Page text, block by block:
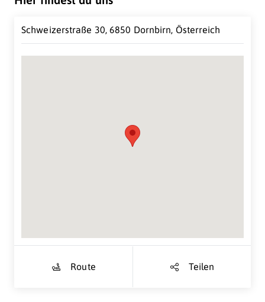
Schweizerstraße 30, 6850 Dornbirn, Österreich
Route Teilen